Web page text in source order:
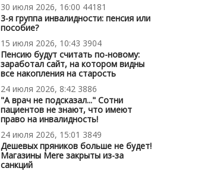
30 июля 2026, 16:00 44181
3-я группа инвалидности: пенсия или
пособие?
15 июля 2026, 10:43 3904
Пенсию будут считать по-новому:
заработал сайт, на котором видны
все накопления на старость
24 июля 2026, 8:42 3886
"А врач не подсказал..." Сотни
пациентов не знают, что имеют
право на инвалидность!
24 июля 2026, 15:01 3849
Дешевых пряников больше не будет!
Магазины Mere закрыты из-за
санкций